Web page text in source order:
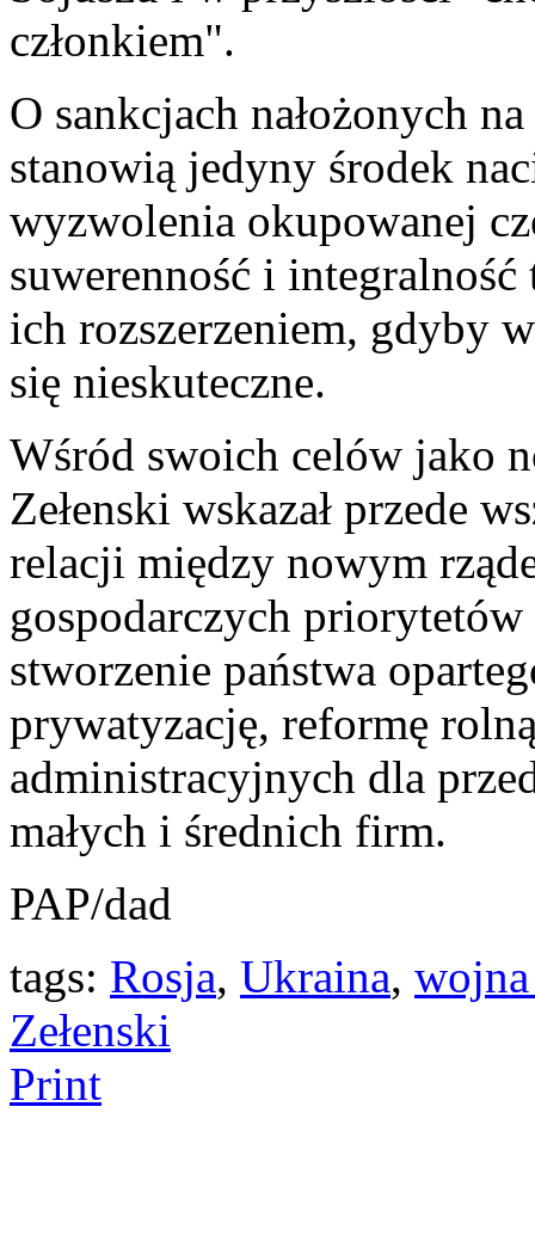
członkiem".
O sankcjach nałożonych
stanowią jedyny środek
wyzwolenia okupowanej
suwerenność i
ich rozszerzeniem, gdyby
się nieskuteczne.
Wśród swoich celów jako
Zełenski wskazał przede
relacji między nowym
gospodarczych
stworzenie państwa
prywatyzację, reformę
administracyjnych dla
małych i średnich firm.
PAP/dad
tags: Rosja, Ukraina,
Zełenski
Print